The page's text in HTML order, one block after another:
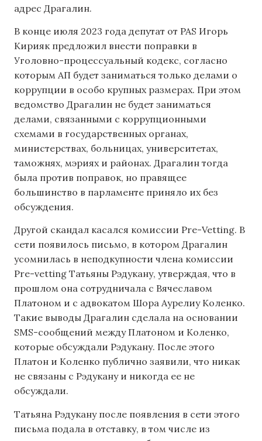
адрес Драгалин.
В конце июля 2023 года депутат от PAS Игорь
Кирияк предложил внести поправки в
Уголовно-процессуальный кодекс, согласно
которым АП будет заниматься только делами о
коррупции в особо крупных размерах. При этом
ведомство Драгалин не будет заниматься
делами, связанными с коррупционными
схемами в государственных органах,
министерствах, больницах, университетах,
таможнях, мэриях и районах. Драгалин тогда
была против поправок, но правящее
большинство в парламенте приняло их без
обсуждения.
Другой скандал касался комиссии Pre-Vetting. В
сети появилось письмо, в котором Драгалин
усомнилась в неподкупности члена комиссии
Pre-vetting Татьяны Рэдукану, утверждая, что в
прошлом она сотрудничала с Вячеславом
Платоном и с адвокатом Шора Аурелиу Коленко.
Такие выводы Драгалин сделала на основании
SMS-сообщений между Платоном и Коленко,
которые обсуждали Рэдукану. После этого
Платон и Коленко публично заявили, что никак
не связаны с Рэдукану и никогда ее не
обсуждали.
Татьяна Рэдукану после появления в сети этого
письма подала в отставку, в том числе из